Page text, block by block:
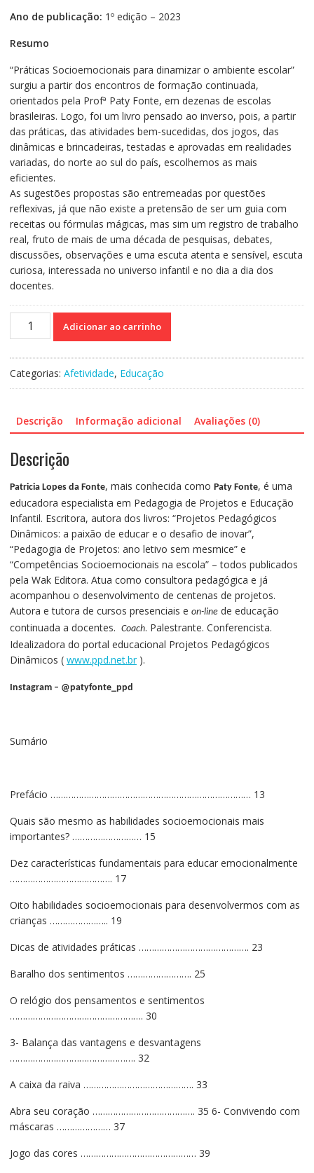
Ano de publicação: 1º edição – 2023
Resumo
“Práticas Socioemocionais para dinamizar o ambiente escolar”
surgiu a partir dos encontros de formação continuada,
orientados pela Profª Paty Fonte, em dezenas de escolas
brasileiras. Logo, foi um livro pensado ao inverso, pois, a partir
das práticas, das atividades bem-sucedidas, dos jogos, das
dinâmicas e brincadeiras, testadas e aprovadas em realidades
variadas, do norte ao sul do país, escolhemos as mais
eficientes.
As sugestões propostas são entremeadas por questões
reflexivas, já que não existe a pretensão de ser um guia com
receitas ou fórmulas mágicas, mas sim um registro de trabalho
real, fruto de mais de uma década de pesquisas, debates,
discussões, observações e uma escuta atenta e sensível, escuta
curiosa, interessada no universo infantil e no dia a dia dos
docentes.
Práticas
Socioemocionais
o
quantidade
Adicionar ao carrinho
Categorias: Afetividade, Educação
Descrição Informação adicional Avaliações (0)
Descrição
Patricia Lopes da Fonte, mais conhecida como Paty Fonte, é uma
educadora especialista em Pedagogia de Projetos e Educação
Infantil. Escritora, autora dos livros: “Projetos Pedagógicos
Dinâmicos: a paixão de educar e o desafio de inovar”,
“Pedagogia de Projetos: ano letivo sem mesmice” e
“Competências Socioemocionais na escola” – todos publicados
pela Wak Editora. Atua como consultora pedagógica e já
acompanhou o desenvolvimento de centenas de projetos.
Autora e tutora de cursos presenciais e on-linede educação
continuada a docentes. Coach. Palestrante. Conferencista.
Idealizadora do portal educacional Projetos Pedagógicos
Dinâmicos ( www.ppd.net.br).
Instagram – @patyfonte_ppd
Sumário
Prefácio …………………………………………………………………… 13
Quais são mesmo as habilidades socioemocionais mais
importantes? ……………………… 15
Dez características fundamentais para educar emocionalmente
…………………………………. 17
Oito habilidades socioemocionais para desenvolvermos com as
crianças ………………….. 19
Dicas de atividades práticas ……………………………………. 23
Baralho dos sentimentos ……………………. 25
O relógio dos pensamentos e sentimentos
……………………………………………. 30
3- Balança das vantagens e desvantagens
…………………………………………. 32
A caixa da raiva ……………………………………. 33
Abra seu coração …………………………………. 35 6- Convivendo com
máscaras ………………… 37
Jogo das cores ……………………………………… 39